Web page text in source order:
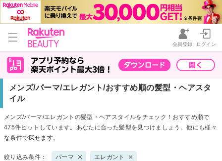
会員登録 ログイン
メンズ/パーマ/エレガント/おすすめ順の髪型・ヘアスタ
イル
メンズ/パーマ/エレガントの髪型・ヘアスタイルをチェック！おすすめ順で
475件ヒットしています。あなたに合った髪型を見つけましょう。他にも様々
な条件で探せます。
絞り込み条件： パーマ エレガント